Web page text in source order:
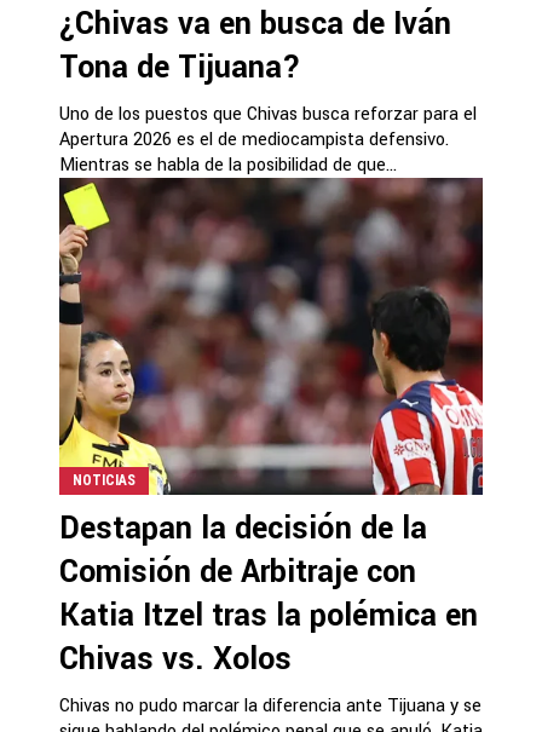
¿Chivas va en busca de Iván
Tona de Tijuana?
Uno de los puestos que Chivas busca reforzar para el
Apertura 2026 es el de mediocampista defensivo.
Mientras se habla de la posibilidad de que...
NOTICIAS
Destapan la decisión de la
Comisión de Arbitraje con
Katia Itzel tras la polémica en
Chivas vs. Xolos
Chivas no pudo marcar la diferencia ante Tijuana y se